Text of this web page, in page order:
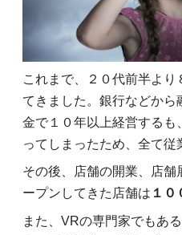
これまで、２０代前半よ
てきました。銀行などか
金で１０年以上経営するも
ってしまったため、全て従
その後、店舗の開業、店
ープンしてきた店舗は １０
また、VRの専門家でもあ